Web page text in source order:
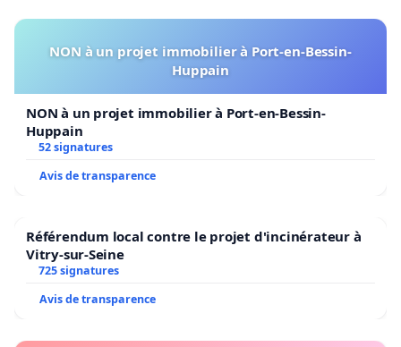
NON à un projet immobilier à Port-en-Bessin-
Huppain
NON à un projet immobilier à Port-en-Bessin-
Huppain
52 signatures
Avis de transparence
Référendum local contre le projet d'incinérateur à
Vitry-sur-Seine
725 signatures
Avis de transparence